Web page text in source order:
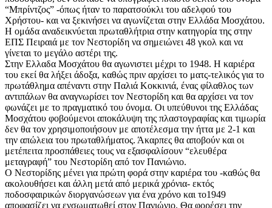
“Μπρίντζος” -όπως ήταν το παρατσούκλι του αδελφού του
Χρήστου- και να ξεκινήσει να αγωνίζεται στην Ελλάδα Μοσχάτου.
Η ομάδα αναδεικνύεται πρωταθλήτρια στην κατηγορία της στην
ΕΠΣ Πειραιά με τον Νεστορίδη να σημειώνει 48 γκολ και να
γίνεται το μεγάλο αστέρι της.
Στην Ελλαδα Μοσχάτου θα αγωνιστει μέχρι το 1948. Η καριέρα
του εκεί θα λήξει άδοξα, καθώς πριν αρχίσει το ματς-τελικός για το
πρωτάθλημα απέναντι στην Παλιά Κοκκινιά, ένας φίλαθλος των
αντιπάλων θα αναγνωρίσει τον Νεστορίδη και θα αρχίσει να τον
φωνάζει με το πραγματικό του όνομα. Οι υπεύθυνοι της Ελλάδας
Μοσχάτου φοβούμενοι αποκάλυψη της πλαστογραφίας και τιμωρία
δεν θα τον χρησιμοποιήσουν με αποτέλεσμα την ήττα με 2-1 και
την απώλεια του πρωταθλήματος. Άκαρπες θα αποβούν και οι
μετέπειτα προσπάθειες τους να εξασφαλίσουν “ελευθέρα
μεταγραφή” του Νεστορίδη από τον Πανιώνιο.
Ο Νεστορίδης μένει για πρώτη φορά στην καριέρα του -καθώς θα
ακολουθήσει και άλλη μετά από μερικά χρόνια- εκτός
ποδοσφαιρικών διοργανώσεων για ένα χρόνο και το1949
αποφασίζει να ενσωματωθεί στον Πανιώνιο. Θα φορέσει την